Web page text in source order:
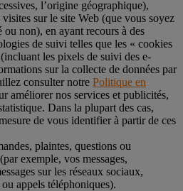
l’origine géographique),
sur le site Web (que vous soyez
non), en ayant recours à des
de suivi telles que les « cookies
les pixels de suivi des e-
sur la collecte de données par
consulter notre Politique en
améliorer nos services et publicités,
Dans la plupart des cas,
de vous identifier à partir de ces
plaintes, questions ou
exemple, vos messages,
sur les réseaux sociaux,
appels téléphoniques).